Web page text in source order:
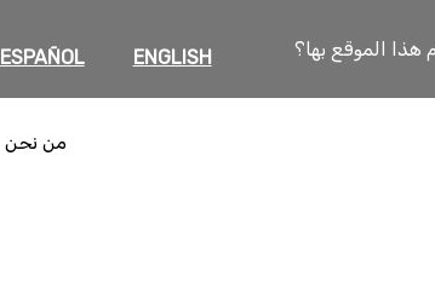
هذا الموقع بها؟ ENGLISH
ESPAÑOL
من نحن